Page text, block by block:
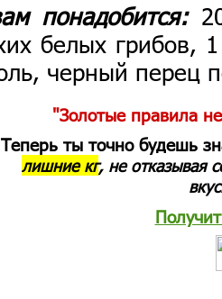
понадобится:
белых грибов,
черный перец
"Золотые правила
Теперь ты точно будешь
лишние кг, не отказывая